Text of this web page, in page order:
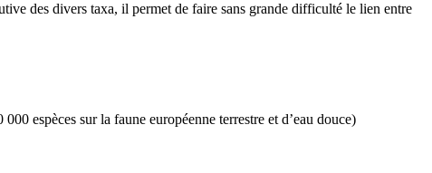
des divers taxa, il permet de faire sans grande difficulté le lien entre
espèces sur la faune européenne terrestre et d’eau douce)